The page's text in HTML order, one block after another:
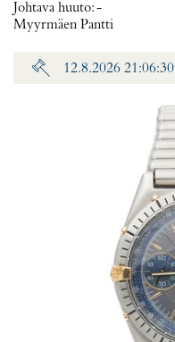
Johtava huuto:-
Myyrmäen Pantti
12.8.2026 21:06:30